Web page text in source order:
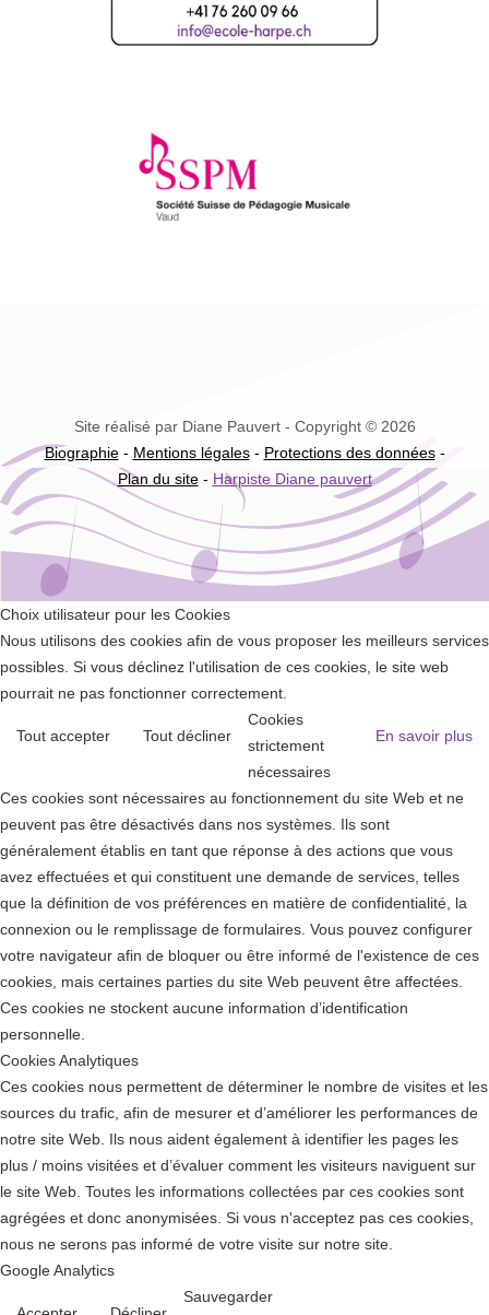
Site réalisé par Diane Pauvert - Copyright © 2026
Biographie- Mentions légales- Protections des données-
Plan du site- Harpiste Diane pauvert
Choix utilisateur pour les Cookies
Nous utilisons des cookies afin de vous proposer les meilleurs services
possibles. Si vous déclinez l'utilisation de ces cookies, le site web
pourrait ne pas fonctionner correctement.
Tout accepter Tout décliner En savoir plus
Cookies
strictement
nécessaires
Ces cookies sont nécessaires au fonctionnement du site Web et ne
peuvent pas être désactivés dans nos systèmes. Ils sont
généralement établis en tant que réponse à des actions que vous
avez effectuées et qui constituent une demande de services, telles
que la définition de vos préférences en matière de confidentialité, la
connexion ou le remplissage de formulaires. Vous pouvez configurer
votre navigateur afin de bloquer ou être informé de l'existence de ces
cookies, mais certaines parties du site Web peuvent être affectées.
Ces cookies ne stockent aucune information d’identification
personnelle.
Cookies Analytiques
Ces cookies nous permettent de déterminer le nombre de visites et les
sources du trafic, afin de mesurer et d’améliorer les performances de
notre site Web. Ils nous aident également à identifier les pages les
plus / moins visitées et d’évaluer comment les visiteurs naviguent sur
le site Web. Toutes les informations collectées par ces cookies sont
agrégées et donc anonymisées. Si vous n'acceptez pas ces cookies,
nous ne serons pas informé de votre visite sur notre site.
Google Analytics
Sauvegarder